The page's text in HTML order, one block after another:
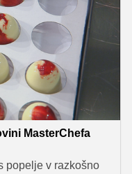
Davida pa jih je
Pio se je boj
receptov za te
MasterChefa
popelje v razkošno